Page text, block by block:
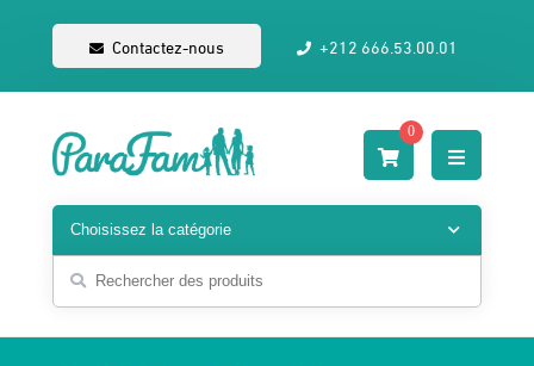
Contactez-nous +212 666.53.00.01
0